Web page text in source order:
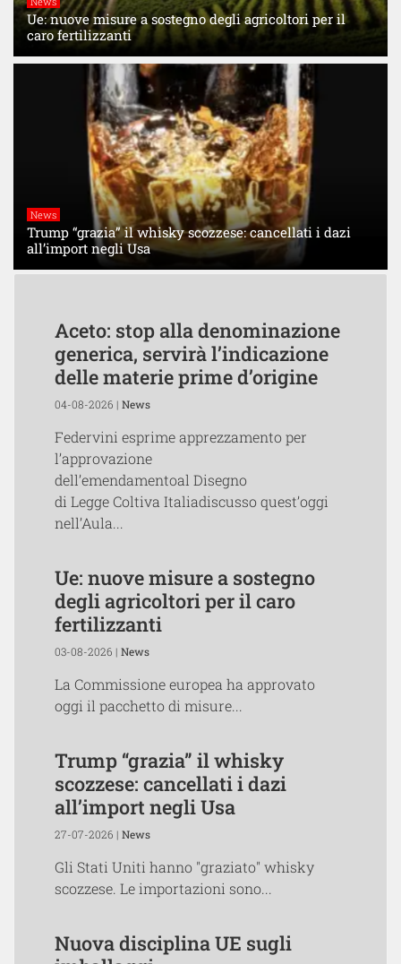
Ue: nuove misure a sostegno degli agricoltori per il
caro fertilizzanti
News
Trump “grazia” il whisky scozzese: cancellati i dazi
all’import negli Usa
Aceto: stop alla denominazione
generica, servirà l’indicazione
delle materie prime d’origine
04-08-2026 | News
Federvini esprime apprezzamento per
l’approvazione
dell’emendamentoal Disegno
di Legge Coltiva Italiadiscusso quest’oggi
nell’Aula...
Ue: nuove misure a sostegno
degli agricoltori per il caro
fertilizzanti
03-08-2026 | News
La Commissione europea ha approvato
oggi il pacchetto di misure...
Trump “grazia” il whisky
scozzese: cancellati i dazi
all’import negli Usa
27-07-2026 | News
Gli Stati Uniti hanno "graziato" whisky
scozzese. Le importazioni sono...
Nuova disciplina UE sugli